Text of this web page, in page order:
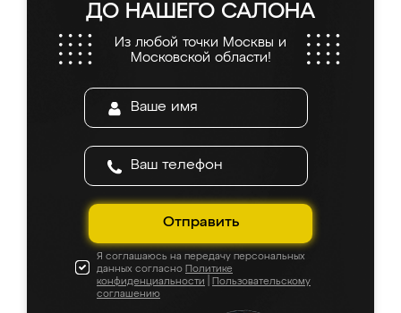
ДО НАШЕГО САЛОНА
Из любой точки Москвы и
Московской области!
Отправить
Я соглашаюсь на передачу персональных
данных согласно Политике
конфиденциальности
Пользовательскому
соглашению